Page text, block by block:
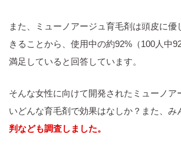
また、ミューノアージュ育毛剤は頭皮に優
きることから、使用中の約92%（100人中
満足していると回答しています。
そんな女性に向けて開発されたミューノア
いどんな育毛剤で効果はなしか？また、み
判なども調査しました。